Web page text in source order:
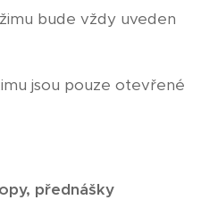
bude vždy uveden
jsou pouze otevřené
přednášky